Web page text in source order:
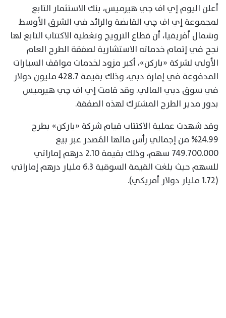
أعلن اليوم إي اف چي هيرميس، بنك الاستثمار التابع
لمجموعة إي اف چي القابضة والرائد في الشرق الأوسط
وشمال أفريقيا، أن قطاع الترويج وتغطية الاكتتاب التابع لها
نجح في إتمام خدماته الاستشارية لصفقة الطرح العام
الأولي لشركة «باركن»، أكبر مزود لخدمات مواقف السيارات
المدفوعة في إمارة دبي، وذلك بقيمة 428.7 مليون دولار
في سوق دبي المالي. وقد قامت إي اف چي هيرميس
بدور مدير الطرح المشترك لهذه الصفقة.
وقد شهدت عملية الاكتتاب قيام شركة «باركن» بطرح
24.99% من إجمالي رأس مالها المُصدر عبر بيع
749.700.000 سهم، وذلك بقيمة 2.10 درهم إماراتي
للسهم حيث بلغت القيمة السوقية 6.3 مليار درهم إماراتي
(1.72 مليار دولار أمريكي).